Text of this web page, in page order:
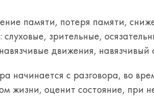
памяти, потеря памяти,
зрительные,
движения,
начинается с разговора, во
жизни, оценит состояние, при